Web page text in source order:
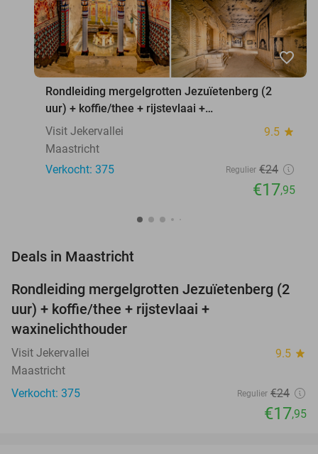
favorite_border
Rondleiding mergelgrotten Jezuïetenberg (2
uur) + koffie/thee + rijstevlaai +
waxinelichthouder
Visit Jekervallei 9.5 star
Maastricht
Verkocht: 375
Regulier €24
€17,95
Deals in Maastricht
25%
Rondleiding mergelgrotten Jezuïetenberg (2
uur) + koffie/thee + rijstevlaai +
waxinelichthouder
Visit Jekervallei 9.5 star
Maastricht
Verkocht: 375
Regulier €24
€17,95